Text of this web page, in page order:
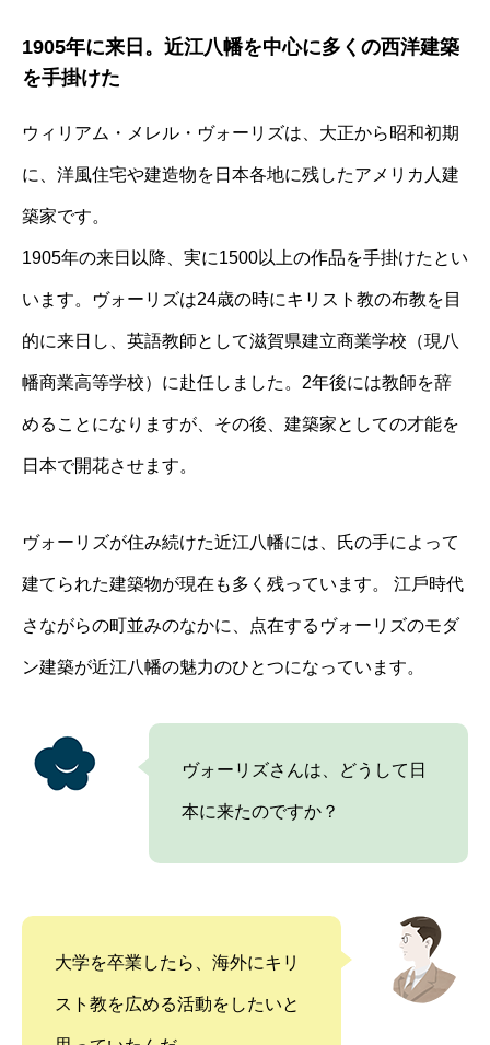
1905年に来日。近江八幡を中心に多くの西洋建築
を手掛けた
ウィリアム・メレル・ヴォーリズは、⼤正から昭和初期
に、洋風住宅や建造物を⽇本各地に残したアメリカ⼈建
築家です。
1905年の来⽇以降、実に1500以上の作品を⼿掛けたとい
います。ヴォーリズは24歳の時にキリスト教の布教を⽬
的に来⽇し、英語教師として滋賀県建⽴商業学校（現⼋
幡商業⾼等学校）に赴任しました。2年後には教師を辞
めることになりますが、その後、建築家としての才能を
⽇本で開花させます。
ヴォーリズが住み続けた近江⼋幡には、⽒の⼿によって
建てられた建築物が現在も多く残っています。 江⼾時代
さながらの町並みのなかに、点在するヴォーリズのモダ
ン建築が近江⼋幡の魅⼒のひとつになっています。
ヴォーリズさんは、どうして日
本に来たのですか？
大学を卒業したら、海外にキリ
スト教を広める活動をしたいと